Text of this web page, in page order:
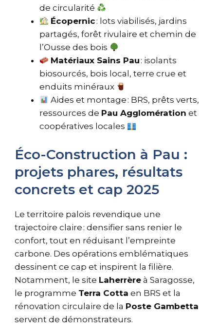
de circularité
Écopernic : lots viabilisés, jardins
partagés, forêt rivulaire et chemin de
l’Ousse des bois
Matériaux Sains Pau : isolants
biosourcés, bois local, terre crue et
enduits minéraux
Aides et montage : BRS, prêts verts,
ressources de Pau Agglomération et
coopératives locales
Éco-Construction à Pau :
projets phares, résultats
concrets et cap 2025
Le territoire palois revendique une
trajectoire claire : densifier sans renier le
confort, tout en réduisant l’empreinte
carbone. Des opérations emblématiques
dessinent ce cap et inspirent la filière.
Notamment, le site Laherrère à Saragosse,
le programme Terra Cotta en BRS et la
rénovation circulaire de la Poste Gambetta
servent de démonstrateurs.